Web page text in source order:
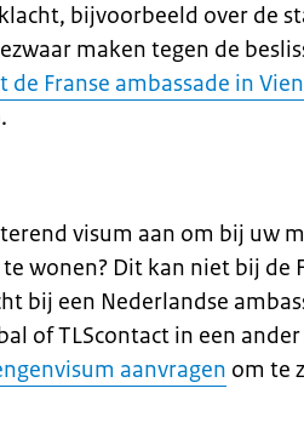
bijvoorbeeld over de
maken tegen de
de Franse ambassade in
visum aan om bij uw
wonen? Dit kan niet bij de
bij een Nederlandse
of TLScontact in een
aanvragen om te